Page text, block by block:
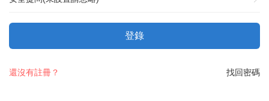
登錄
找回密碼
還沒有註冊？